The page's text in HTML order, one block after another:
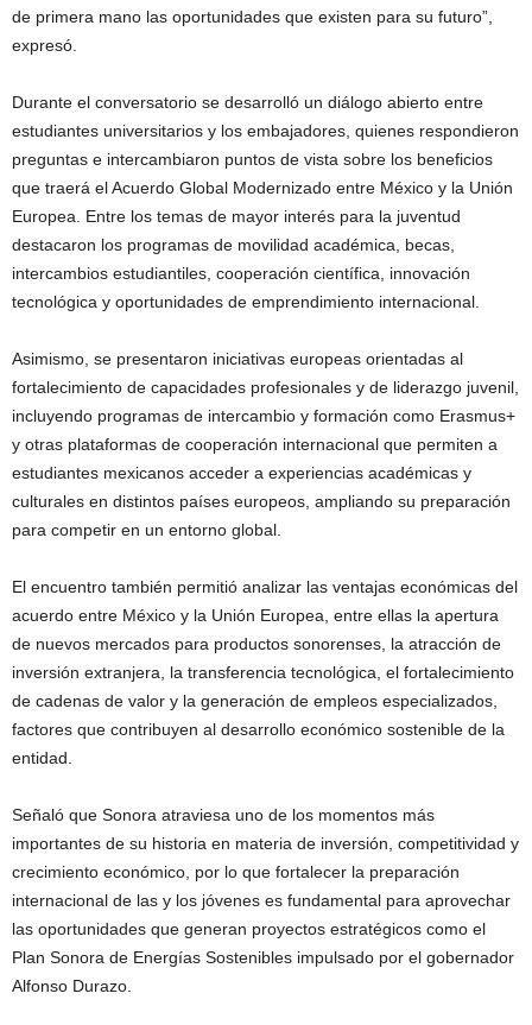
de primera mano las oportunidades que existen para su futuro”,
expresó.
Durante el conversatorio se desarrolló un diálogo abierto entre
estudiantes universitarios y los embajadores, quienes respondieron
preguntas e intercambiaron puntos de vista sobre los beneficios
que traerá el Acuerdo Global Modernizado entre México y la Unión
Europea. Entre los temas de mayor interés para la juventud
destacaron los programas de movilidad académica, becas,
intercambios estudiantiles, cooperación científica, innovación
tecnológica y oportunidades de emprendimiento internacional.
Asimismo, se presentaron iniciativas europeas orientadas al
fortalecimiento de capacidades profesionales y de liderazgo juvenil,
incluyendo programas de intercambio y formación como Erasmus+
y otras plataformas de cooperación internacional que permiten a
estudiantes mexicanos acceder a experiencias académicas y
culturales en distintos países europeos, ampliando su preparación
para competir en un entorno global.
El encuentro también permitió analizar las ventajas económicas del
acuerdo entre México y la Unión Europea, entre ellas la apertura
de nuevos mercados para productos sonorenses, la atracción de
inversión extranjera, la transferencia tecnológica, el fortalecimiento
de cadenas de valor y la generación de empleos especializados,
factores que contribuyen al desarrollo económico sostenible de la
entidad.
Señaló que Sonora atraviesa uno de los momentos más
importantes de su historia en materia de inversión, competitividad y
crecimiento económico, por lo que fortalecer la preparación
internacional de las y los jóvenes es fundamental para aprovechar
las oportunidades que generan proyectos estratégicos como el
Plan Sonora de Energías Sostenibles impulsado por el gobernador
Alfonso Durazo.